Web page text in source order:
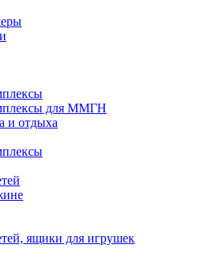
для ММГН
и отдыха
ящики для игрушек